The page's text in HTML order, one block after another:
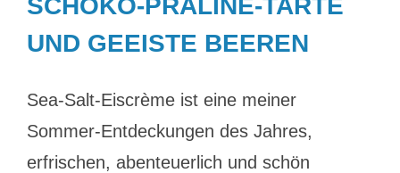
SCHOKO-PRALINÉ-TARTE
UND GEEISTE BEEREN
Sea-Salt-Eiscrème ist eine meiner
Sommer-Entdeckungen des Jahres,
erfrischen, abenteuerlich und schön